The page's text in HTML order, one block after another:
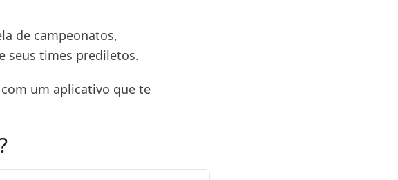
de campeonatos,
seus times prediletos.
um aplicativo que te